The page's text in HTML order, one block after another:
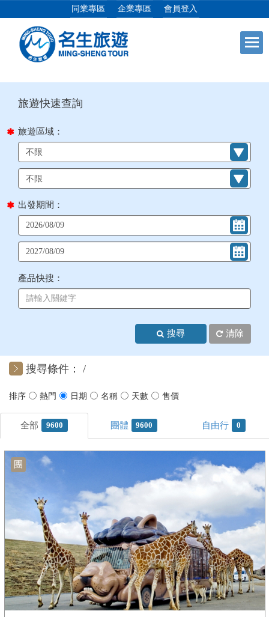
同業專區 企業專區 會員登入
日本專館 +
郵輪假期
海島假期 +
韓國
東南亞 +
美加紐澳 +
+
客製化行程
目前位置： 首頁 列表
旅遊區域：
出發期間：
產品快搜：
搜尋 清除
搜尋條件：
9600 9600 0
團